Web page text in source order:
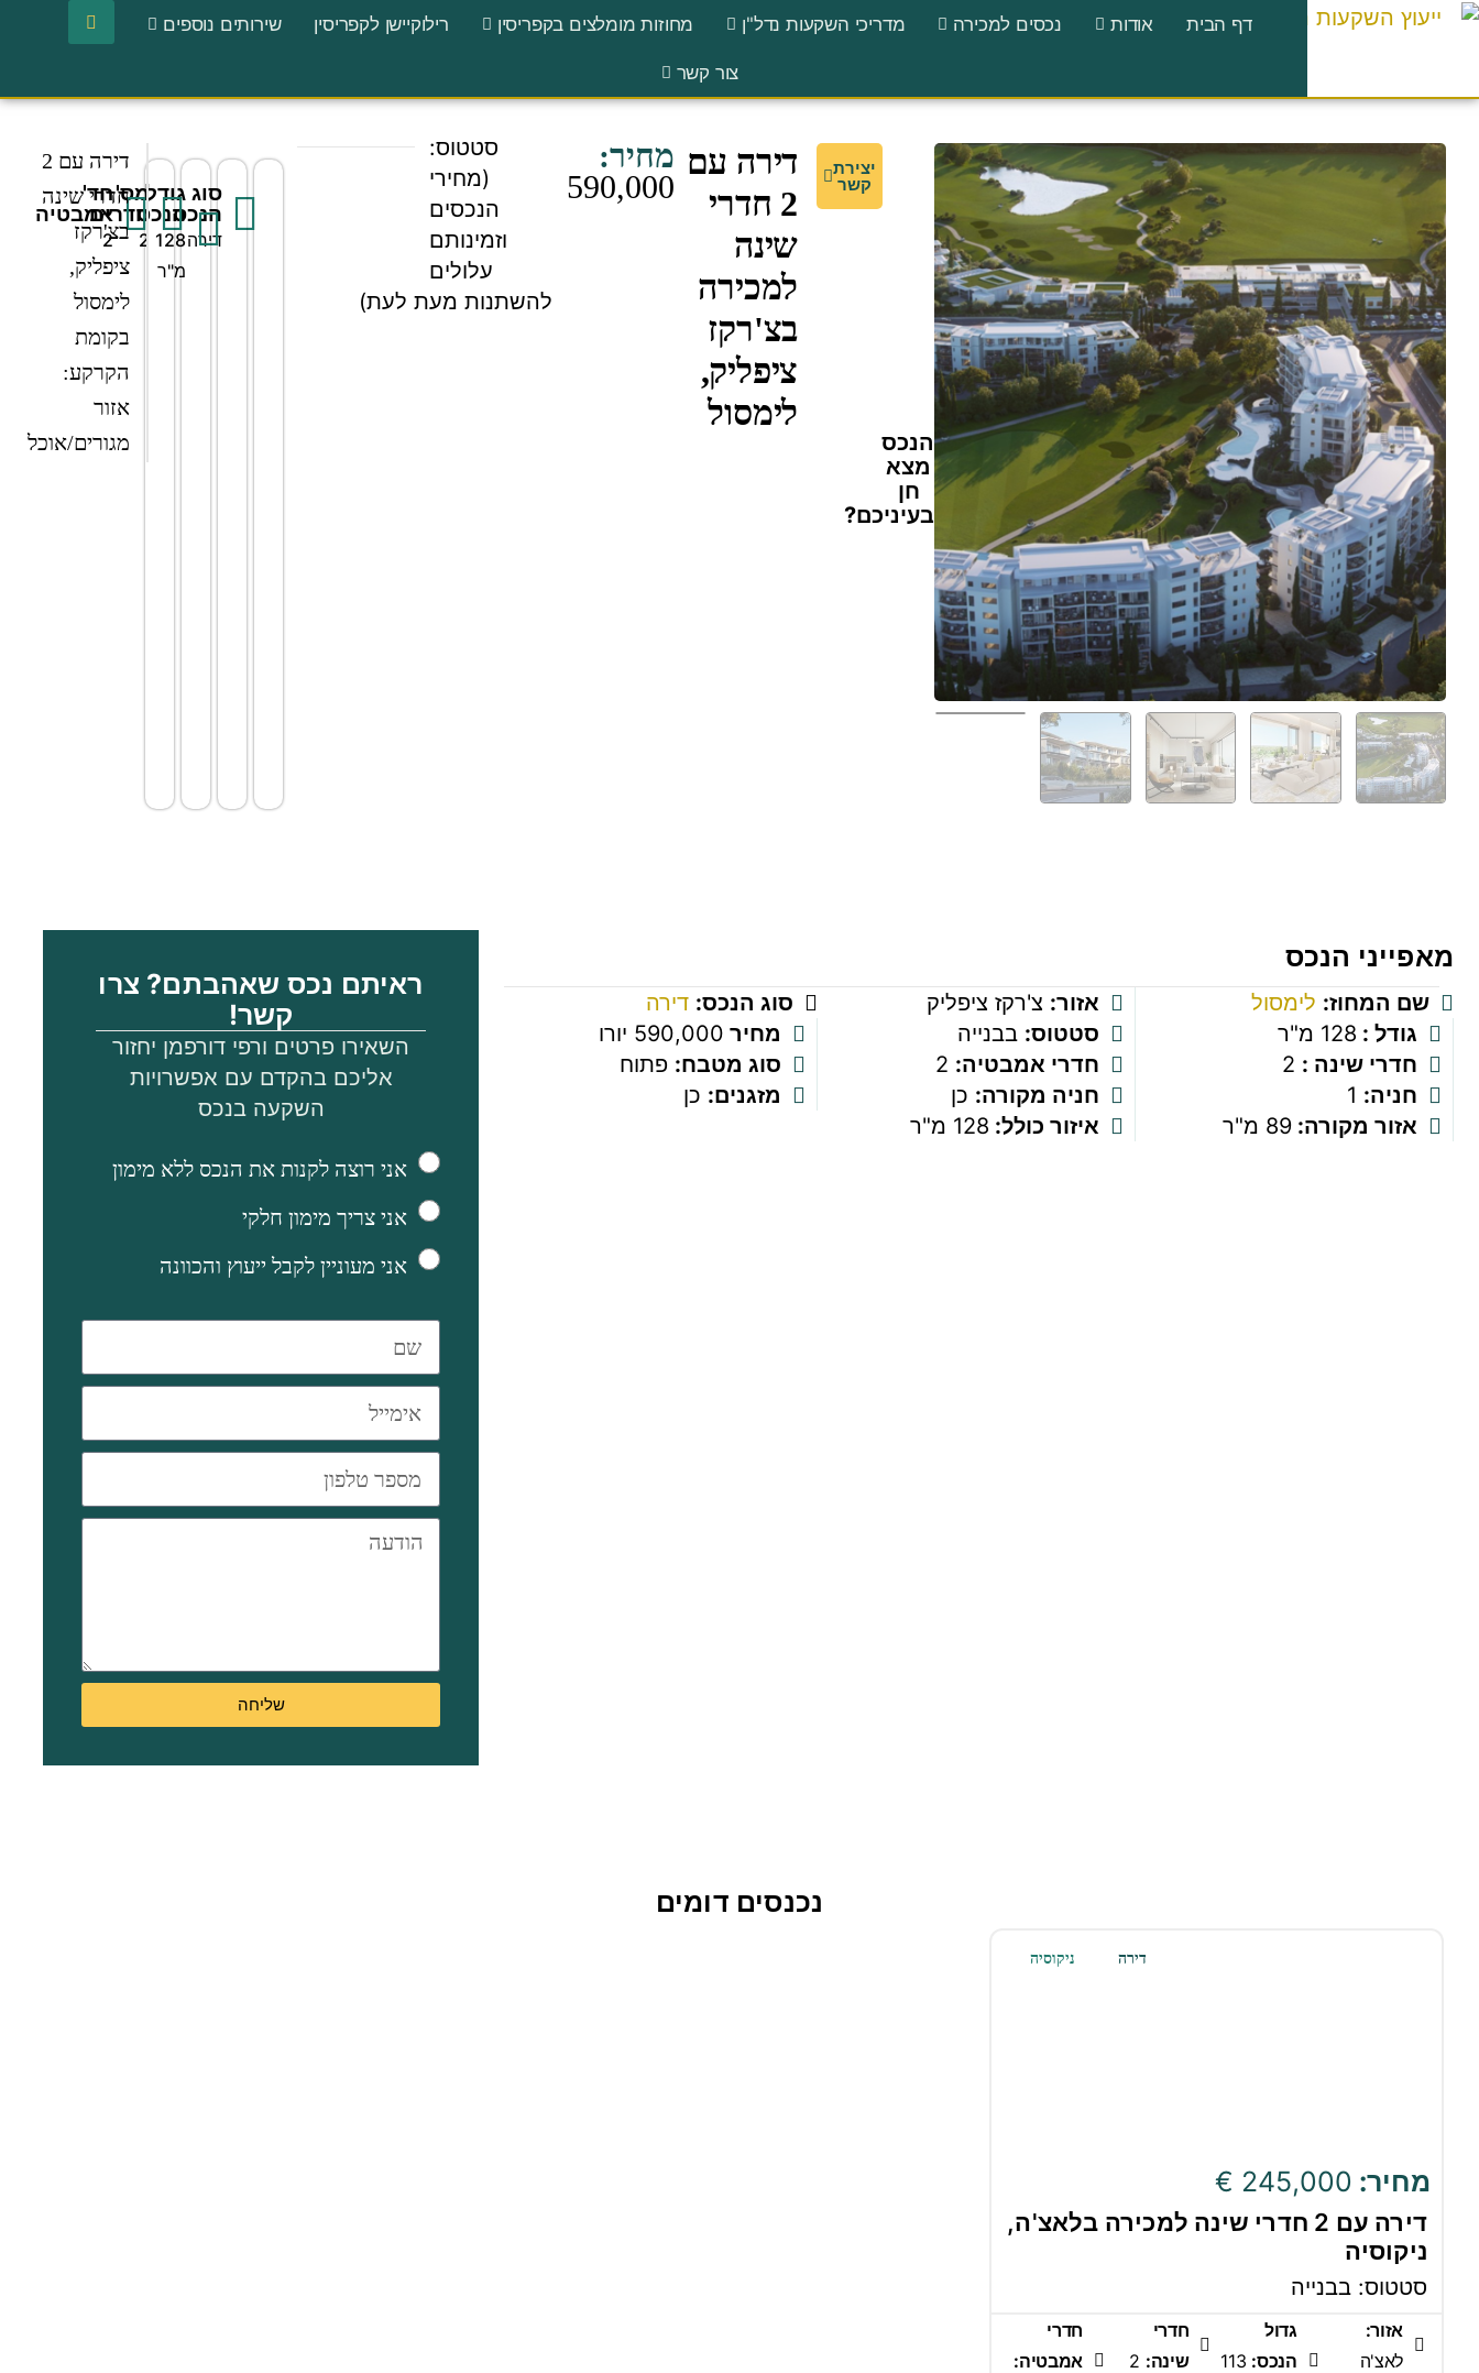
לתוכן דף הבית אודות נכסים למכירה מדריכי השקעות נדל"ן מחוזות מומלצים בקפריסין רילוקיישן לקפריסין שירותים נוספים
צור קשר
הנכס
מצא
חן
בעיניכם?
יצירת
קשר
דירה עם
2 חדרי
שינה
למכירה
בצ'רקז
ציפליק,
לימסול
מחיר:
590,000
סטטוס:
(מחירי
הנכסים
וזמינותם
עלולים
להשתנות מעת לעת)
סוג
הנכס
דירה
גודל
הנכס
128
מ"ר
מס'
חדרים
2
חד'
אמבטיה
2
דירה עם 2
חדרי שינה
בצ'רקז
ציפליק,
לימסול
בקומת
הקרקע:
אזור
מגורים/אוכל
קיר.
כוללים
יציאה
נוספים:
מקורה.
מתחם
בצ'רקז
לימסול.
מאפייני הנכס
שם המחוז: לימסול אזור: צ'רקז ציפליק סוג הנכס: דירה
גודל : 128 מ"ר סטטוס: בבנייה מחיר 590,000 יורו
חדרי שינה :
חדרי אמבטיה: סוג מטבח: פתוח
חניה:
חניה מקורה: כן מזגנים: כן
אזור מקורה: 89 מ"ר איזור כולל: 128 מ"ר
ראיתם נכס שאהבתם? צרו
קשר!
השאירו פרטים ורפי דורפמן יחזור
אליכם בהקדם עם אפשרויות
השקעה בנכס
אני רוצה לקנות את הנכס ללא מימון
אני צריך מימון חלקי
אני מעוניין לקבל ייעוץ והכוונה
שליחה
נכנסים דומים
מחיר: 245,000 €
ניקוסיה דירה
דירה עם 2 חדרי שינה למכירה בלאצ'ה,
ניקוסיה
סטטוס: בבנייה
אזור:
לאצ'ה
גדול
הנכס: 113
חדרי
שינה:
חדרי
אמבטיה: